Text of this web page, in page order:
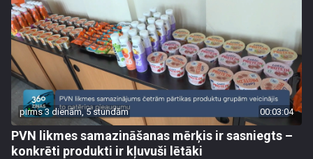
pirms 3 dienām, 5 stundām 00:03:04
PVN likmes samazināšanas mērķis ir sasniegts –
konkrēti produkti ir kļuvuši lētāki